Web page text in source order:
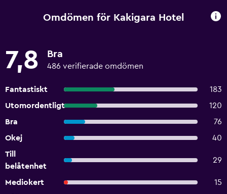
Omdömen för Kakigara Hotel
7,8 Bra
486 verifierade omdömen
Fantastiskt
183
Utomordentligt
120
Bra
76
Okej
40
Till
belåtenhet
29
Mediokert
15